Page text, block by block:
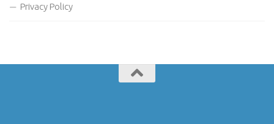
Privacy Policy